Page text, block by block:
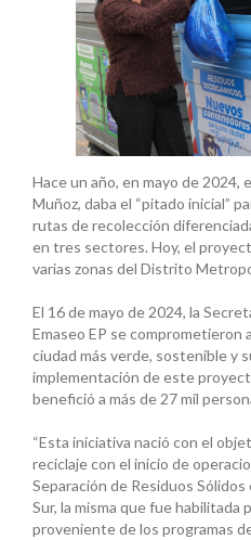
Hace un año, en mayo de 2024,
Muñoz, daba el “pitado inicial”
rutas de recolección
en tres sectores. Hoy, el
varias zonas del Distrito
El 16 de mayo de 2024, la
Emaseo EP se comprometieron
ciudad más verde, sostenible y
implementación de este
benefició a más de 27 mil
“Esta iniciativa nació con el
reciclaje con el inicio de
Separación de Residuos
Sur, la misma que fue habilitada
proveniente de los programas